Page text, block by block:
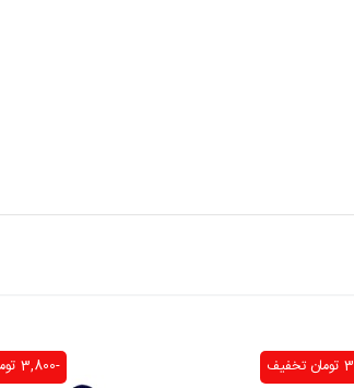
تخفیف -3,800 تومان